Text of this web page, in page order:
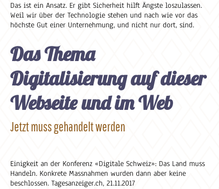
Das ist ein Ansatz. Er gibt Sicherheit hilft Ängste loszulassen.
Weil wir über der Technologie stehen und nach wie vor das
höchste Gut einer Unternehmung, und nicht nur dort, sind.
Das Thema
Digitalisierung auf dieser
Webseite und im Web
Jetzt muss gehandelt werden
Einigkeit an der Konferenz «Digitale Schweiz»: Das Land muss
Handeln. Konkrete Massnahmen wurden dann aber keine
beschlossen. Tagesanzeiger.ch, 21.11.2017